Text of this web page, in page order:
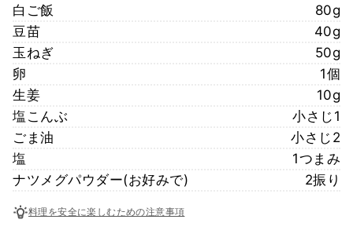
白ご飯
80g
豆苗
40g
玉ねぎ
50g
卵
1個
生姜
10g
塩こんぶ
小さじ1
ごま油
小さじ2
塩
1つまみ
ナツメグパウダー(お好みで)
2振り
料理を安全に楽しむための注意事項